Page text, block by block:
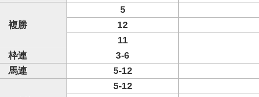
複勝
5
12
11
枠連
3-6
馬連
5-12
5-12